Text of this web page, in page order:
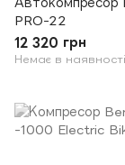
PRO-22
12 320 грн
Немає в наявності